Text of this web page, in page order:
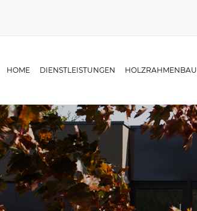
HOME DIENSTLEISTUNGEN HOLZRAHMENBAU